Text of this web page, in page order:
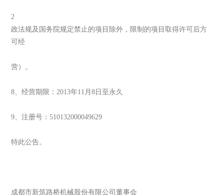
2
政法规及国务院规定禁止的项目除外，限制的项目取得许可后方
可经
营）。
8、经营期限：2013年11月8日至永久
9、注册号：510132000049629
特此公告。
成都市新筑路桥机械股份有限公司董事会